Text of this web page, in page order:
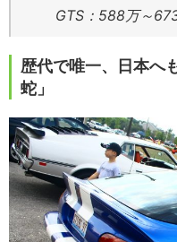
GTS：588万～
歴代で唯一、日本へ
蛇」